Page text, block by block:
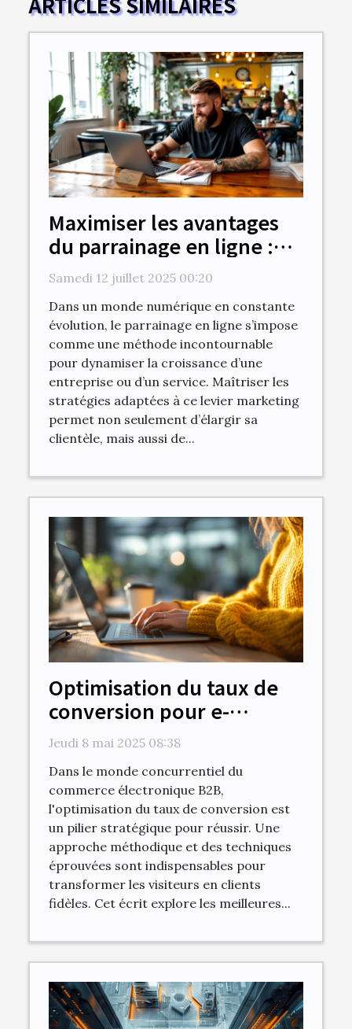
Maximiser les avantages
du parrainage en ligne :
stratégies et bénéfices
Samedi 12 juillet 2025 00:20
Dans un monde numérique en constante
évolution, le parrainage en ligne s’impose
comme une méthode incontournable
pour dynamiser la croissance d’une
entreprise ou d’un service. Maîtriser les
stratégies adaptées à ce levier marketing
permet non seulement d’élargir sa
clientèle, mais aussi de...
Optimisation du taux de
conversion pour e-
commerce B2B meilleures
Jeudi 8 mai 2025 08:38
Dans le monde concurrentiel du
commerce électronique B2B,
l'optimisation du taux de conversion est
un pilier stratégique pour réussir. Une
approche méthodique et des techniques
éprouvées sont indispensables pour
transformer les visiteurs en clients
fidèles. Cet écrit explore les meilleures...